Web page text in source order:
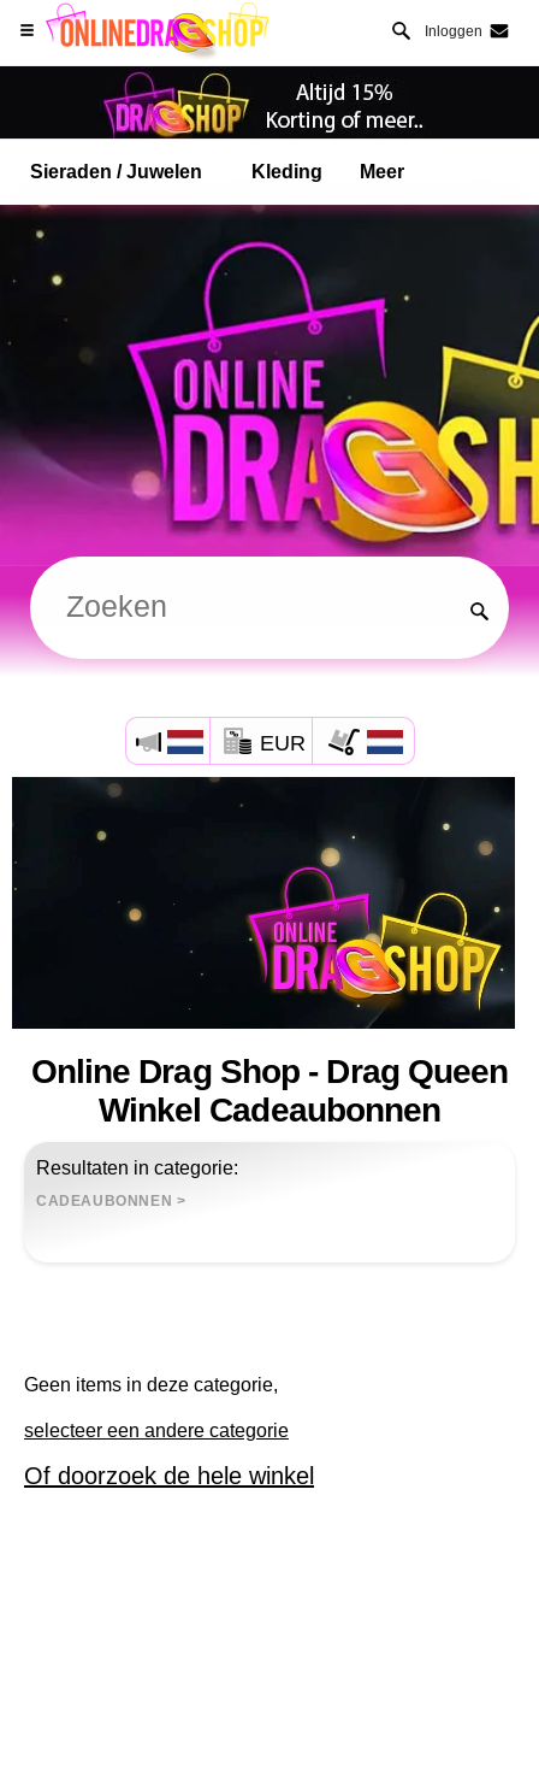
Inloggen
Sieraden / Juwelen Kleding Meer
EUR
Online Drag Shop - Drag Queen
Winkel Cadeaubonnen
Resultaten in categorie:
CADEAUBONNEN >
Geen items in deze categorie,
selecteer een andere categorie
Of doorzoek de hele winkel
Open Safari menu.
of klik de safari knop zoals hiernaast getoont
en klik TOEVOEGEN AAN BUREAUBLAD
onlinedragshop is nu geinstalleeerd als APP